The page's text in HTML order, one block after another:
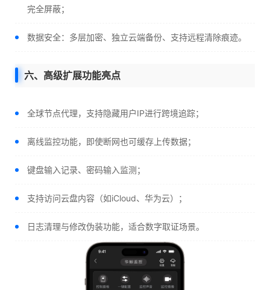
完全屏蔽；
数据安全：多层加密、独立云端备份、支持远程清除痕迹。
六、高级扩展功能亮点
全球节点代理，支持隐藏用户IP进行跨境追踪；
离线监控功能，即使断网也可缓存上传数据；
键盘输入记录、密码输入监测；
支持访问云盘内容（如iCloud、华为云）；
日志清理与修改伪装功能，适合数字取证场景。